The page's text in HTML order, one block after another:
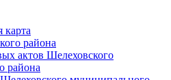
карта
района
актов Шелеховского
района